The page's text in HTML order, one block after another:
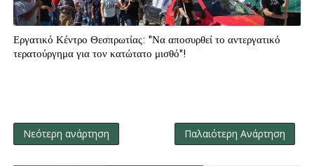
Εργατικό Κέντρο Θεσπρωτίας: "Να αποσυρθεί το αντεργατικό
τερατούργημα για τον κατώτατο μισθό"!
Νεότερη ανάρτηση Παλαιότερη Ανάρτηση